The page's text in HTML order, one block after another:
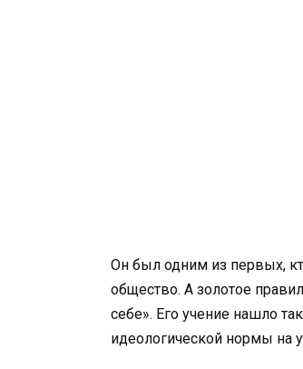
Он был одним из первых,
общество. А золотое
себе». Его учение нашло
идеологической нормы на